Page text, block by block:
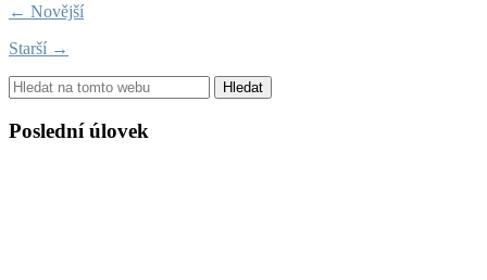
← Novější
Starší →
Hledat
Poslední úlovek